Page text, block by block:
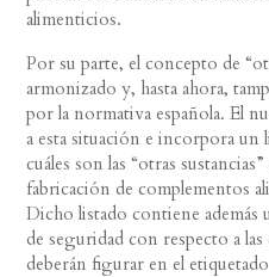
alimenticios.
Por su parte, el concepto de
armonizado y, hasta ahora,
por la normativa española. El
a esta situación e incorpora un
cuáles son las “otras
fabricación de complementos
Dicho listado contiene además
de seguridad con respecto a las
deberán figurar en el